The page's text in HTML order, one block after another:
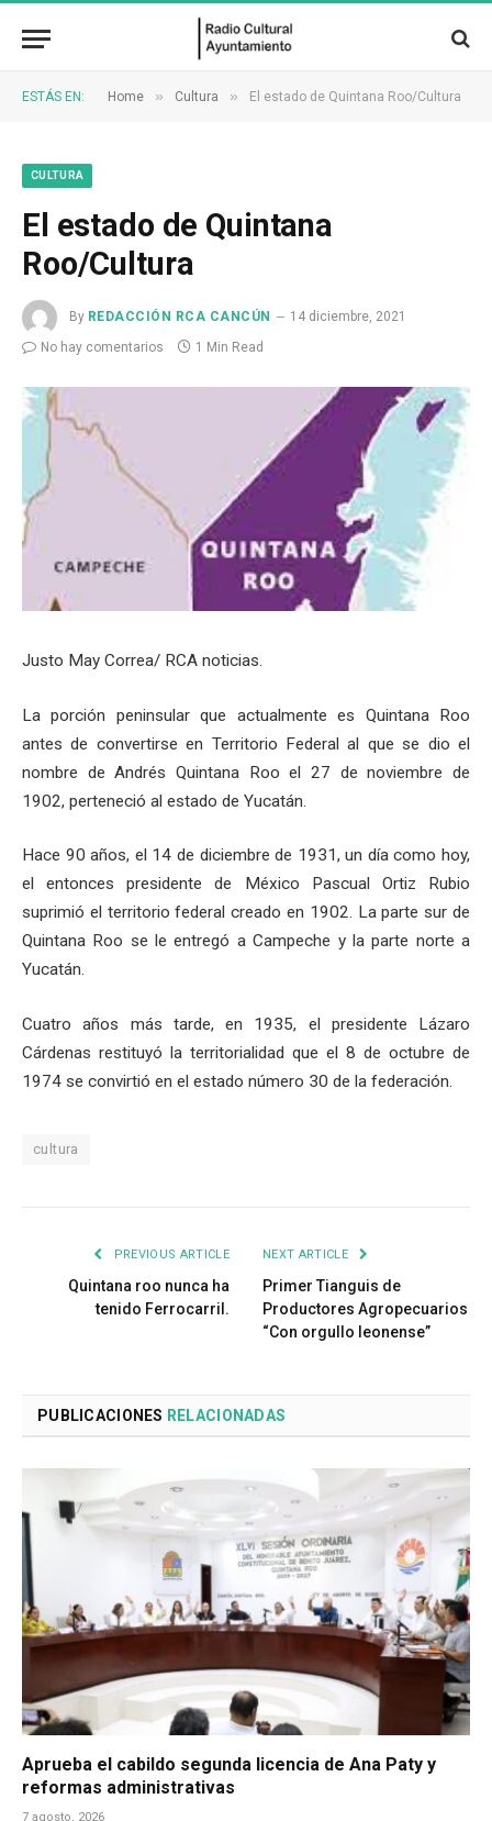
ESTÁS EN: Home » Cultura » El estado de Quintana Roo/Cultura
CULTURA
El estado de Quintana
Roo/Cultura
By REDACCIÓN RCA CANCÚN
14 diciembre, 2021
No hay comentarios
1 Min Read
Justo May Correa/ RCA noticias.
La porción peninsular que actualmente es Quintana Roo
antes de convertirse en Territorio Federal al que se dio el
nombre de Andrés Quintana Roo el 27 de noviembre de
1902, perteneció al estado de Yucatán.
Hace 90 años, el 14 de diciembre de 1931, un día como hoy,
el entonces presidente de México Pascual Ortiz Rubio
suprimió el territorio federal creado en 1902. La parte sur de
Quintana Roo se le entregó a Campeche y la parte norte a
Yucatán.
Cuatro años más tarde, en 1935, el presidente Lázaro
Cárdenas restituyó la territorialidad que el 8 de octubre de
1974 se convirtió en el estado número 30 de la federación.
cultura
PREVIOUS ARTICLE
Quintana roo nunca ha
tenido Ferrocarril.
NEXT ARTICLE
Primer Tianguis de
Productores Agropecuarios
“Con orgullo leonense”
PUBLICACIONES RELACIONADAS
Aprueba el cabildo segunda licencia de Ana Paty y
reformas administrativas
7 agosto, 2026